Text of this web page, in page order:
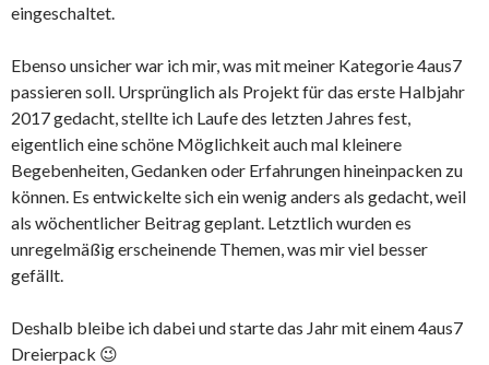
eingeschaltet.
Ebenso unsicher war ich mir, was mit meiner Kategorie 4aus7
passieren soll. Ursprünglich als Projekt für das erste Halbjahr
2017 gedacht, stellte ich Laufe des letzten Jahres fest,
eigentlich eine schöne Möglichkeit auch mal kleinere
Begebenheiten, Gedanken oder Erfahrungen hineinpacken zu
können. Es entwickelte sich ein wenig anders als gedacht, weil
als wöchentlicher Beitrag geplant. Letztlich wurden es
unregelmäßig erscheinende Themen, was mir viel besser
gefällt.
Deshalb bleibe ich dabei und starte das Jahr mit einem 4aus7
Dreierpack 😉